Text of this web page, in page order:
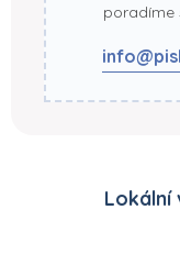
poradíme
Lokální